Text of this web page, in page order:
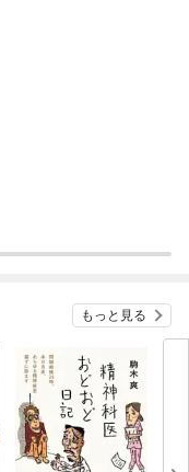
ンャ／【発売】フォレス
年代生まれ。大学卒業
代のころには、離婚をき
東地方Ｘ県の精神科救急
向き合う現役精神科医で
もっと見る